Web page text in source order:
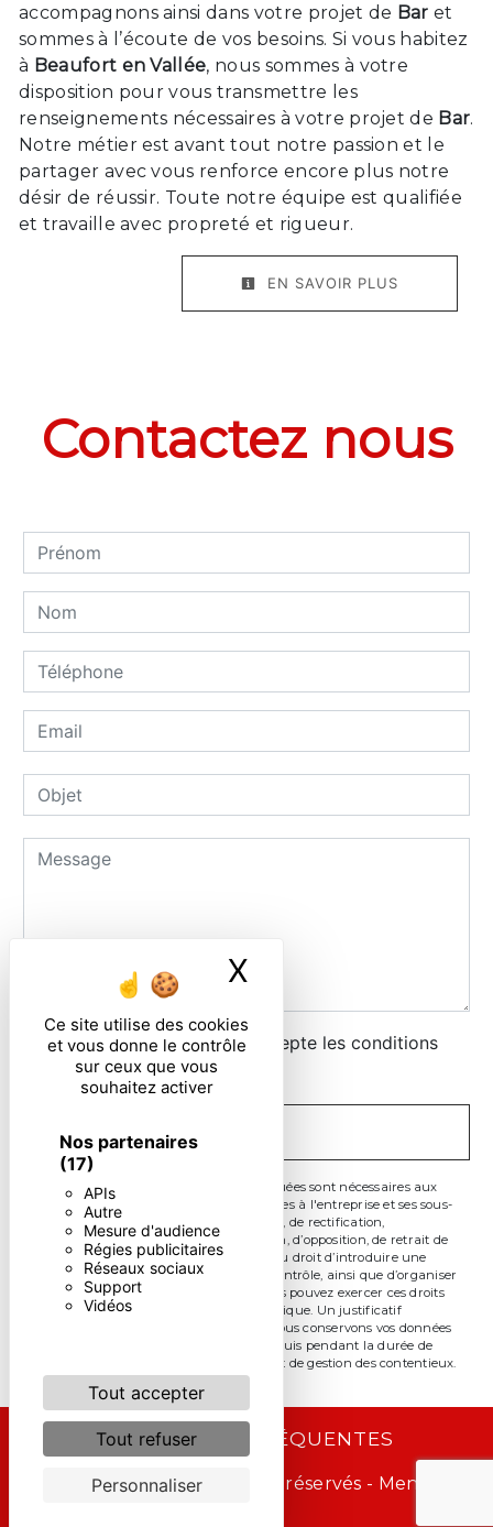
Ce site utilise des cookies
et vous donne le contrôle
sur ceux que vous
souhaitez activer
Nos partenaires
(17)
APIs
Autre
Mesure d'audience
Régies publicitaires
Réseaux sociaux
Support
Vidéos
Tout accepter
Tout refuser
Personnaliser
X
accompagnons ainsi dans votre projet de Bar et
sommes à l’écoute de vos besoins. Si vous habitez
à Beaufort en Vallée, nous sommes à votre
disposition pour vous transmettre les
renseignements nécessaires à votre projet de Bar.
Notre métier est avant tout notre passion et le
partager avec vous renforce encore plus notre
désir de réussir. Toute notre équipe est qualifiée
et travaille avec propreté et rigueur.
EN SAVOIR PLUS
Contactez nous
En cochant cette case, j'accepte les conditions
particulières ci-dessous **
** Les données personnelles communiquées sont nécessaires aux
fins de vous contacter. Elles sont destinées à l'entreprise et ses sous-
traitants. Vous disposez de droits d’accès, de rectification,
d’effacement, de portabilité, de limitation, d’opposition, de retrait de
votre consentement à tout moment et du droit d’introduire une
réclamation auprès d’une autorité de contrôle, ainsi que d’organiser
le sort de vos données post-mortem. Vous pouvez exercer ces droits
par voie postale ou par courrier électronique. Un justificatif
d'identité pourra vous être demandé. Nous conservons vos données
pendant la période de prise de contact puis pendant la durée de
prescription légale aux fins probatoire et de gestion des contentieux.
RECHERCHES FRÉQUENTES
Vistalid- 2026 - Tous droits réservés - Mentions